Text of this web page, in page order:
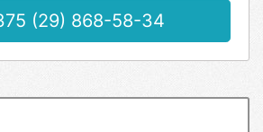
(29) 868-58-34